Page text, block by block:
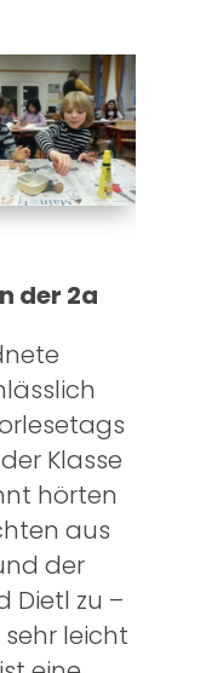
der 2a
der Klasse
hörten
aus
der
Dietl zu –
leicht